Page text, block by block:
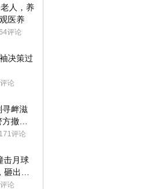
人，养
医养
评论
决策过
论
寻衅滋
方撤
171评论
击月球
出直
论